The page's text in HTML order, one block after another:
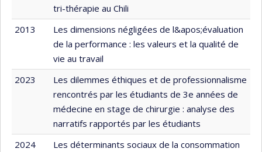
tri-thérapie au Chili
2013
Les dimensions négligées de l&apos;évaluation
de la performance : les valeurs et la qualité de
vie au travail
2023
Les dilemmes éthiques et de professionnalisme
rencontrés par les étudiants de 3e années de
médecine en stage de chirurgie : analyse des
narratifs rapportés par les étudiants
2024
Les déterminants sociaux de la consommation